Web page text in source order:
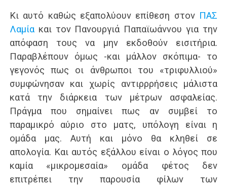
Κι αυτό καθώς εξαπολύουν επίθεση στον ΠΑΣ
Λαμίακαι τον Πανουργιά Παπαϊωάννου για την
απόφαση τους να μην εκδοθούν εισιτήρια.
Παραβλέπουν όμως -και μάλλον σκόπιμα- το
γεγονός πως οι άνθρωποι του «τριφυλλιού»
συμφώνησαν και χωρίς αντιρρρήσεις μάλιστα
κατά την διάρκεια των μέτρων ασφαλείας.
Πράγμα που σημαίνει πως αν συμβεί το
παραμικρό αύριο στο ματς, υπόλογη είναι η
ομάδα μας. Αυτή και μόνο θα κληθεί σε
απολογία. Και αυτός εξάλλου είναι ο λόγος που
καμία «μικρομεσαία» ομάδα φέτος δεν
επιτρέπει την παρουσία φίλων των